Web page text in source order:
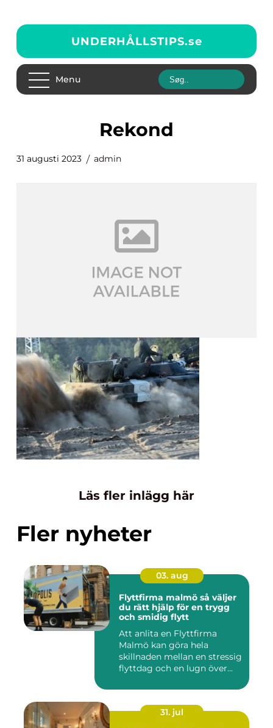
UNDERHÅLLSTIPS.se
Menu
rekond
31 augusti 2023 admin
Läs fler inlägg här
Fler nyheter
03. aug
Flyttfirma malmö så väljer
du rätt hjälp för en trygg
och smidig flytt
Att anlita en Flyttfirma
Malmö kan göra hela
skillnaden mellan en stressig
flyttdag och en lugn över...
31. jul